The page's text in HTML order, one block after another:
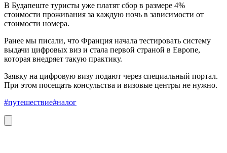
В Будапеште туристы уже платят сбор в размере 4%
стоимости проживания за каждую ночь в зависимости от
стоимости номера.
Ранее мы писали, что Франция начала тестировать систему
выдачи цифровых виз и стала первой страной в Европе,
которая внедряет такую практику.
Заявку на цифровую визу подают через специальный портал.
При этом посещать консульства и визовые центры не нужно.
#путешествие#налог